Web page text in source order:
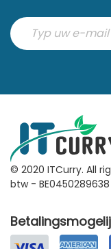
© 2020 ITCurry. All
btw - BE0450289638